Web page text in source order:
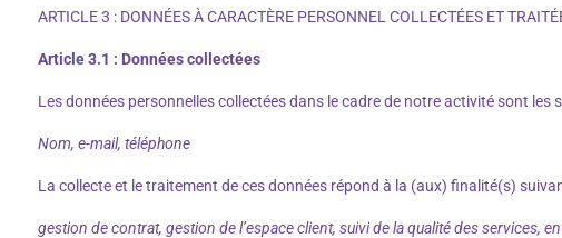
ARTICLE 3 : DONNÉES À CARACTÈRE PERSONNEL COLLECTÉES ET
Article 3.1 : Données collectées
Les données personnelles collectées dans le cadre de notre activité sont les
Nom, e-mail, téléphone
La collecte et le traitement de ces données répond à la (aux) finalité(s)
gestion de contrat, gestion de l’espace client, suivi de la qualité des services,